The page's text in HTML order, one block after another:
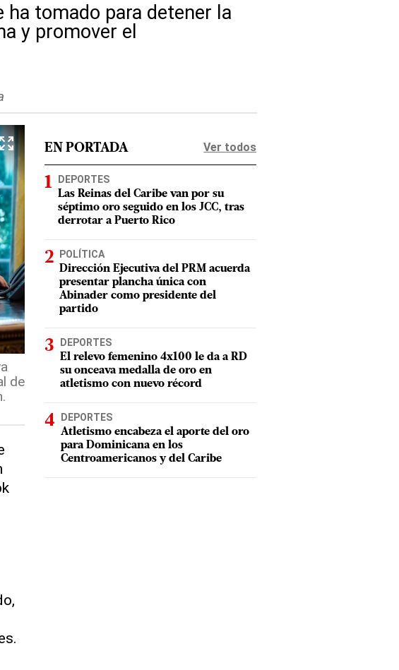
ha tomado para detener la
y promover el
de
EN PORTADA Ver todos
DEPORTES
Las Reinas del Caribe van por su
séptimo oro seguido en los JCC, tras
derrotar a Puerto Rico
POLÍTICA
Dirección Ejecutiva del PRM acuerda
presentar plancha única con
Abinader como presidente del
partido
DEPORTES
El relevo femenino 4x100 le da a RD
su onceava medalla de oro en
atletismo con nuevo récord
DEPORTES
Atletismo encabeza el aporte del oro
para Dominicana en los
Centroamericanos y del Caribe